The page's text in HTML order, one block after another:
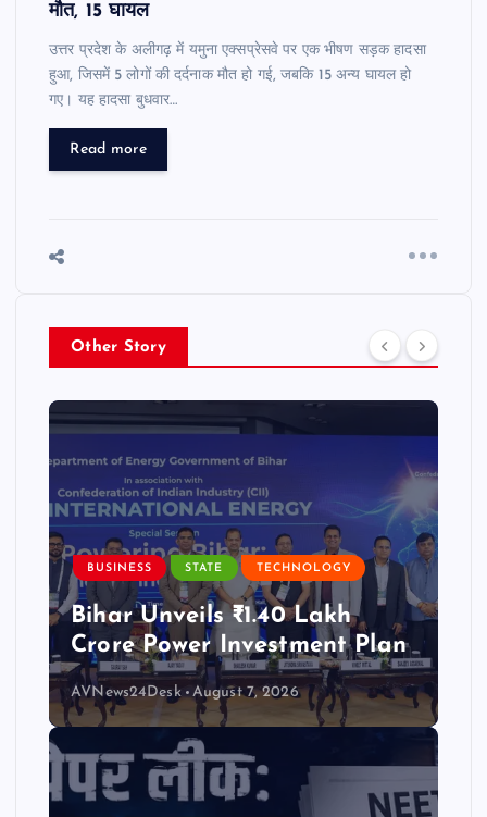
मौत, 15 घायल
उत्तर प्रदेश के अलीगढ़ में यमुना एक्सप्रेसवे पर एक भीषण सड़क हादसा
हुआ, जिसमें 5 लोगों की दर्दनाक मौत हो गई, जबकि 15 अन्य घायल हो
गए। यह हादसा बुधवार…
Read more
Other Story
BUSINESS STATE TECHNOLOGY
Bihar Unveils ₹1.40 Lakh
Crore Power Investment Plan
AVNews24Desk August 7, 2026